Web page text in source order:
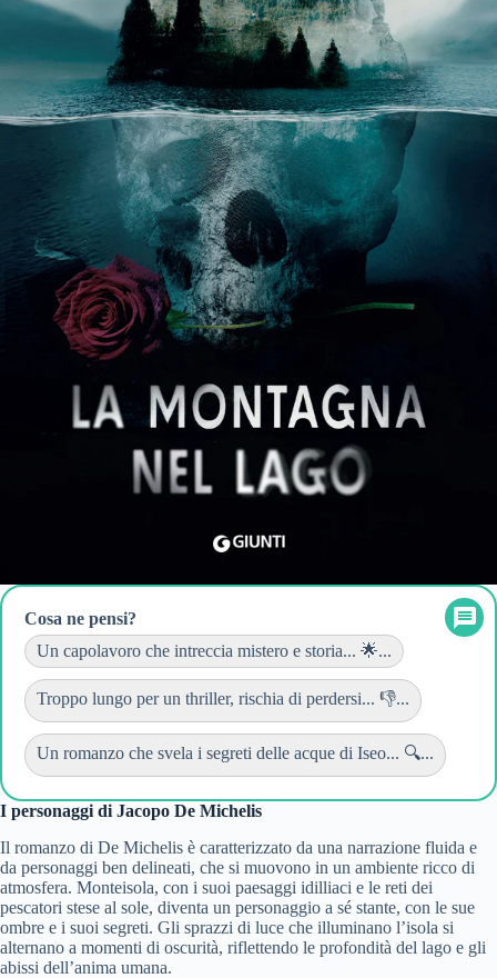
Cosa ne pensi?
Un capolavoro che intreccia mistero e storia... 🌟...
Troppo lungo per un thriller, rischia di perdersi... 👎...
Un romanzo che svela i segreti delle acque di Iseo... 🔍...
I personaggi di Jacopo De Michelis
Il romanzo di De Michelis è caratterizzato da una narrazione fluida e
da personaggi ben delineati, che si muovono in un ambiente ricco di
atmosfera. Monteisola, con i suoi paesaggi idilliaci e le reti dei
pescatori stese al sole, diventa un personaggio a sé stante, con le sue
ombre e i suoi segreti. Gli sprazzi di luce che illuminano l’isola si
alternano a momenti di oscurità, riflettendo le profondità del lago e gli
abissi dell’anima umana.